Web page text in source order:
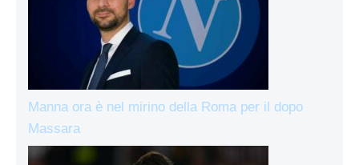
Manna ora è nel mirino della Roma per il dopo
Massara